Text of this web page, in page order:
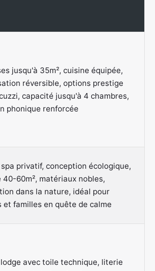
jusqu'à 35m², cuisine équipée,
réversible, options prestige
capacité jusqu'à 4 chambres,
phonique renforcée
privatif, conception écologique,
40-60m², matériaux nobles,
dans la nature, idéal pour
et familles en quête de calme
avec toile technique, literie